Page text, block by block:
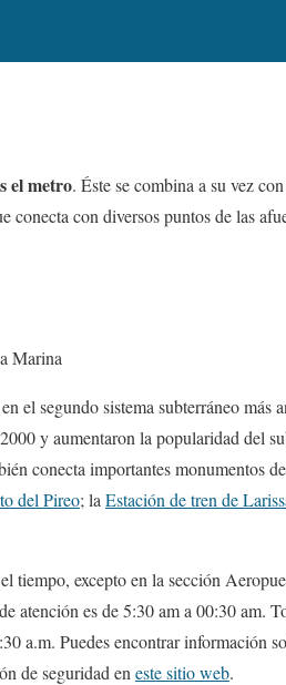
el metro. Éste se combina a su vez
conecta con diversos puntos de las
Marina
el segundo sistema subterráneo más
y aumentaron la popularidad del
conecta importantes monumentos
del Pireo; la Estación de tren de
tiempo, excepto en la sección
atención es de 5:30 am a 00:30 am.
a.m. Puedes encontrar información
de seguridad en este sitio web.